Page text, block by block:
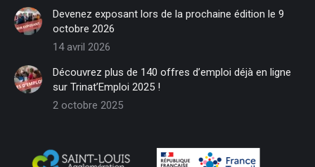
in
new
window
new
window
in
new
window
in
new
window
in
new
window
in
Devenez exposant lors de la prochaine édition le 9
octobre 2026
14 avril 2026
Découvrez plus de 140 offres d’emploi déjà en ligne
sur Trinat’Emploi 2025 !
2 octobre 2025